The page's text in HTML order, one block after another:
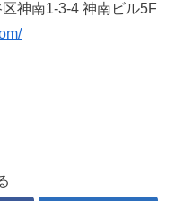
神南1-3-4 神南ビル5F